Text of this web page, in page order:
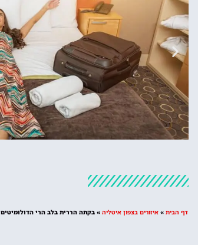
מלונות
מומלץ?
דף הבית » איזורים בצפון איטליה » בקתה הררית בלב הרי הדולומיטים